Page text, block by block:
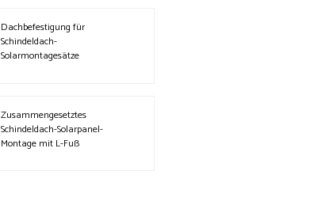
Dachbefestigung für
Schindeldach-
Solarmontagesätze
Zusammengesetztes
Schindeldach-Solarpanel-
Montage mit L-Fuß